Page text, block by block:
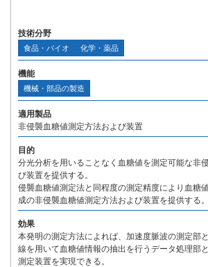
技術分野
食品・バイオ 化学・薬品
機能
機械・部品の製造
適用製品
非侵襲血糖値測定方法および装置
目的
分光分析を用いることなく血糖値を測定可能な非
び装置を提供する。
侵襲血糖値測定法と同程度の測定精度により血糖
成の非侵襲血糖値測定方法および装置を提供する。
効果
本発明の測定方法によれば、加速度脈波の測定部
線を用いて血糖値情報の抽出を行うデータ処理部
測定装置を実現できる。